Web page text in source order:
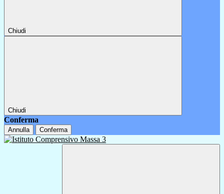
Chiudi
Chiudi
Conferma
Annulla Conferma